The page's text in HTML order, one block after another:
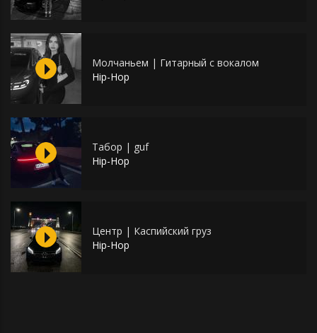
Молчаньем | Гитарный с вокалом
Hip-Hop
Табор | guf
Hip-Hop
Центр | Каспийский груз
Hip-Hop